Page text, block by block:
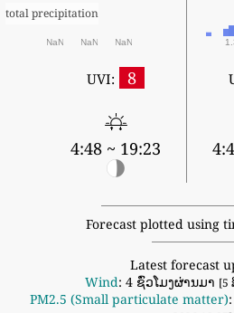
total precipitation
NaN NaN NaN
UVI: 8
4:48 ~ 19:23
Forecast plotted using
Latest forecast
Wind: 4 ຊົ່ວໂມງຜ່ານມາ [5
PM2.5 (Small particulate matter)